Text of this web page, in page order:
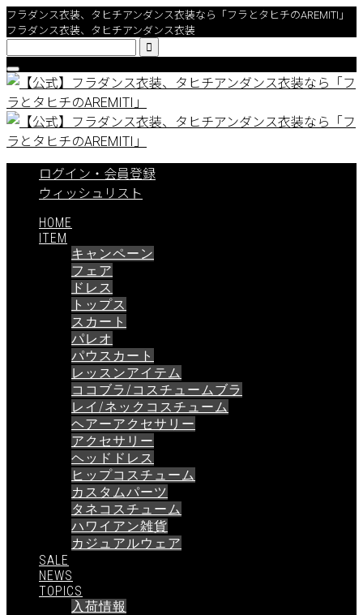
フラダンス衣装、タヒチアンダンス衣装なら「フラとタヒチのAREMITI」
フラダンス衣装、タヒチアンダンス衣装

ログイン・会員登録
ウィッシュリスト
HOME
ITEM
キャンペーン
フェア
ドレス
トップス
スカート
パレオ
パウスカート
レッスンアイテム
ココブラ/コスチュームブラ
レイ/ネックコスチューム
ヘアーアクセサリー
アクセサリー
ヘッドドレス
ヒップコスチューム
カスタムパーツ
タネコスチューム
ハワイアン雑貨
カジュアルウェア
SALE
NEWS
TOPICS
入荷情報